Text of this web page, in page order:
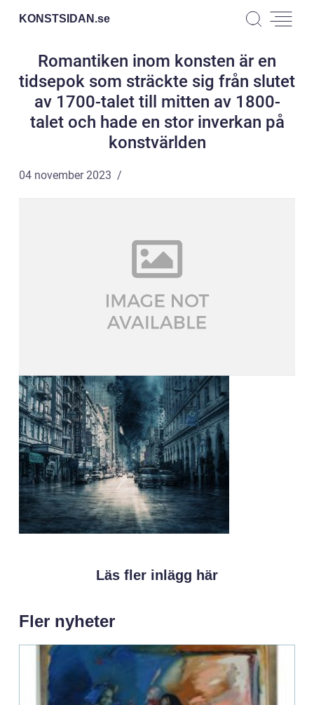
KONSTSIDAN.se
Romantiken inom konsten är en
tidsepok som sträckte sig från slutet
av 1700-talet till mitten av 1800-
talet och hade en stor inverkan på
konstvärlden
04 november 2023
Läs fler inlägg här
Fler nyheter